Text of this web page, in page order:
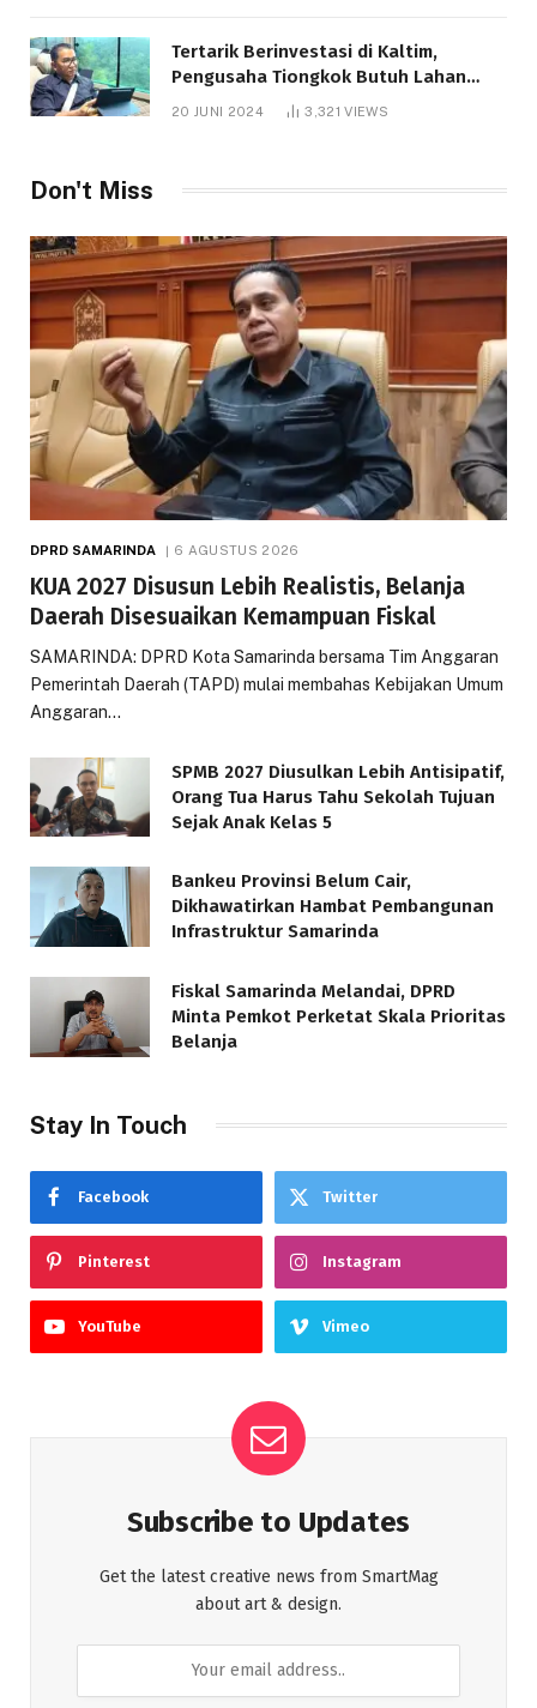
Tertarik Berinvestasi di Kaltim,
Pengusaha Tiongkok Butuh Lahan
1.000 Hektare
20 JUNI 2024 3,321VIEWS
Don't Miss
DPRD SAMARINDA 6 AGUSTUS 2026
KUA 2027 Disusun Lebih Realistis, Belanja
Daerah Disesuaikan Kemampuan Fiskal
SAMARINDA: DPRD Kota Samarinda bersama Tim Anggaran
Pemerintah Daerah (TAPD) mulai membahas Kebijakan Umum
Anggaran…
SPMB 2027 Diusulkan Lebih Antisipatif,
Orang Tua Harus Tahu Sekolah Tujuan
Sejak Anak Kelas 5
Bankeu Provinsi Belum Cair,
Dikhawatirkan Hambat Pembangunan
Infrastruktur Samarinda
Fiskal Samarinda Melandai, DPRD
Minta Pemkot Perketat Skala Prioritas
Belanja
Stay In Touch
Facebook Twitter
Pinterest Instagram
YouTube Vimeo
Subscribe to Updates
Get the latest creative news from SmartMag
about art & design.